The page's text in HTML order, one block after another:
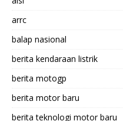
arrc
balap nasional
berita kendaraan listrik
berita motogp
berita motor baru
berita teknologi motor baru